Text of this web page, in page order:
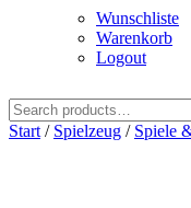
Wunschliste
Warenkorb
Logout
for:
Start / Spielzeug / Spiele